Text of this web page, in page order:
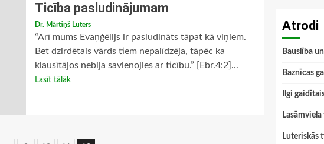
Ticība pasludinājumam
Dr. Mārtiņš Luters
“Arī mums Evaņģēlijs ir pasludināts tāpat kā viņiem.
Bet dzirdētais vārds tiem nepalīdzēja, tāpēc ka
klausītājos nebija savienojies ar ticību.” [Ebr.4:2]...
Lasīt tālāk
Atrodi
Bauslība
Baznīcas
Ilgi
Luteriskās